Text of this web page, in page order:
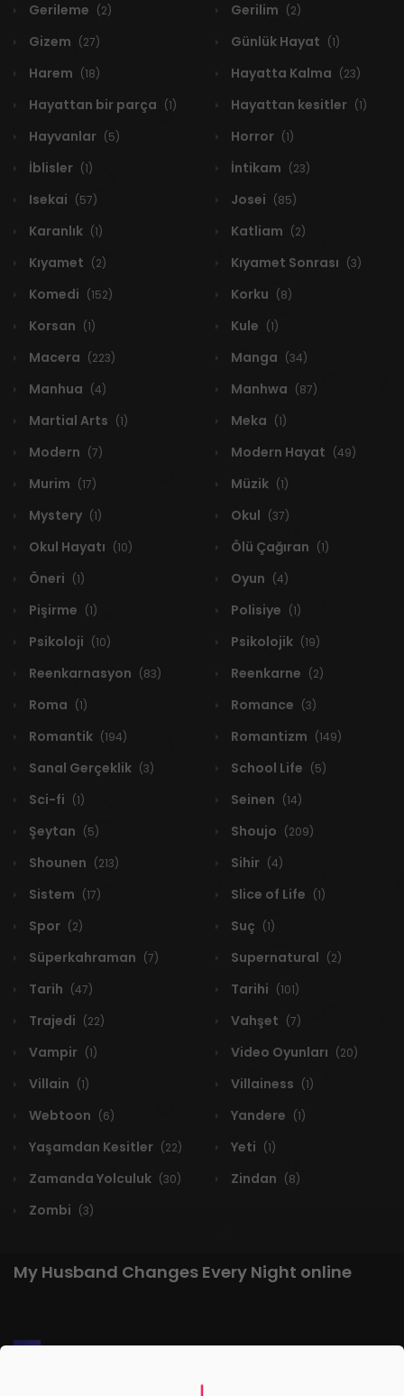
Gerileme (2) Gerilim (2)
Gizem (27) Günlük Hayat (1)
Harem (18) Hayatta Kalma (23)
Hayattan bir parça (1) Hayattan kesitler (1)
Hayvanlar (5) Horror (1)
İblisler (1) İntikam (23)
Isekai (57) Josei (85)
Karanlık (1) Katliam (2)
Kıyamet (2) Kıyamet Sonrası (3)
Komedi (152) Korku (8)
Korsan (1) Kule (1)
Macera (223) Manga (34)
Manhua (4) Manhwa (87)
Martial Arts (1) Meka (1)
Modern (7) Modern Hayat (49)
Murim (17) Müzik (1)
Mystery (1) Okul (37)
Okul Hayatı (10) Ölü Çağıran (1)
Öneri (1) Oyun (4)
Pişirme (1) Polisiye (1)
Psikoloji (10) Psikolojik (19)
Reenkarnasyon (83) Reenkarne (2)
Roma (1) Romance (3)
Romantik (194) Romantizm (149)
Sanal Gerçeklik (3) School Life (5)
Sci-fi (1) Seinen (14)
Şeytan (5) Shoujo (209)
Shounen (213) Sihir (4)
Sistem (17) Slice of Life (1)
Spor (2) Suç (1)
Süperkahraman (7) Supernatural (2)
Tarih (47) Tarihi (101)
Trajedi (22) Vahşet (7)
Vampir (1) Video Oyunları (20)
Villain (1) Villainess (1)
Webtoon (6) Yandere (1)
Yaşamdan Kesitler (22) Yeti (1)
Zamanda Yolculuk (30) Zindan (8)
Zombi (3)
My Husband Changes Every Night online
1 RESULT
Popüler